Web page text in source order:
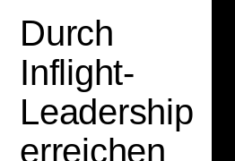
Durch
Inflight-
Leadership
erreichen